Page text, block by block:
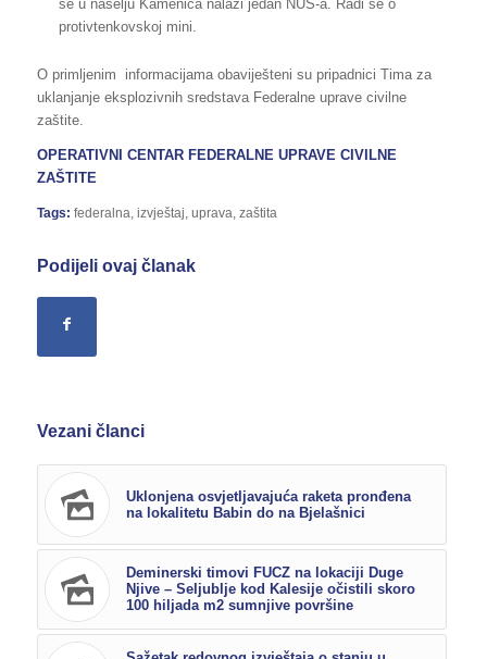
se u naselju Kamenica nalazi jedan NUS-a. Radi se o
protivtenkovskoj mini.
O primljenim informacijama obaviješteni su pripadnici Tima za
uklanjanje eksplozivnih sredstava Federalne uprave civilne
zaštite.
OPERATIVNI CENTAR FEDERALNE UPRAVE CIVILNE
ZAŠTITE
Tags: federalna izvještaj uprava zaštita
Podijeli ovaj članak
Vezani članci
Uklonjena osvjetljavajuća raketa pronđena
na lokalitetu Babin do na Bjelašnici
Deminerski timovi FUCZ na lokaciji Duge
Njive – Seljublje kod Kalesije očistili skoro
100 hiljada m2 sumnjive površine